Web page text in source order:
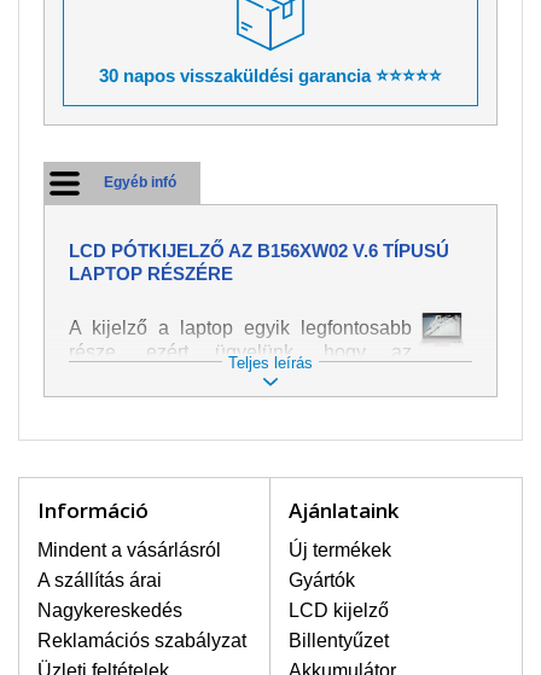
30 napos visszaküldési garancia ⭐⭐⭐⭐⭐
Egyéb infó
LCD PÓTKIJELZŐ AZ B156XW02 V.6 TÍPUSÚ
LAPTOP RÉSZÉRE
A kijelző a laptop egyik legfontosabb
része, ezért ügyelünk, hogy az
pótalkatrész a legjobb minőségű
legyen. A kép és szöveg különféle
laptoppal legnagyobb óvatossággal
bekövetkezett sérülések közé a
mechanikai sérüléseket lehet besorolni,
mint pl. széttört vagy megrepedt kijelző.
Továbbá még a függőleges csíkozást,
kijelző sötétségét, villogását vagy
egyenetlen fényességét.
Teljes leírás
Információ
Mindent a vásárlásról
A szállítás árai
Nagykereskedés
Reklamációs szabályzat
Üzleti feltételek
Ajánlataink
Új termékek
Gyártók
LCD kijelző
Billentyűzet
Akkumulátor